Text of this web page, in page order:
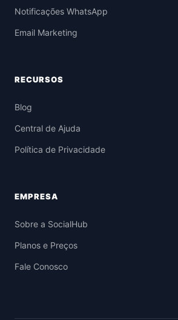
Notificações WhatsApp
Email Marketing
RECURSOS
Blog
Central de Ajuda
Política de Privacidade
EMPRESA
Sobre a SocialHub
Planos e Preços
Fale Conosco